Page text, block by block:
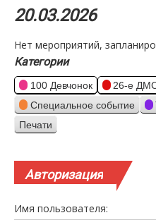
День
Год
20.03.2026
Нет мероприятий,
Категории
100 Девчонок 26-е
Специальное событие
Просмотр
Печати
Авторизация
Имя пользователя: